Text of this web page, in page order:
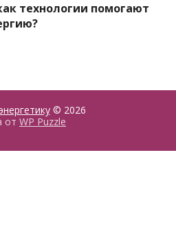
технологии помогают
© 2026
от WP Puzzle